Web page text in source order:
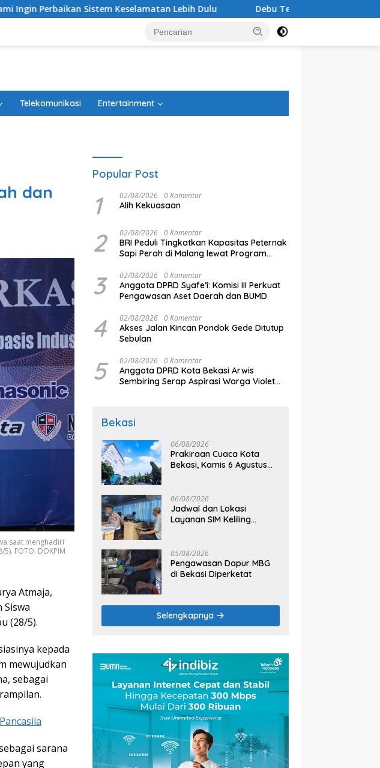
Lebih Dulu Debu Tegal Danas Cikarang Belum Teratasi, Warga
Telekomunikasi Entertainment
dan
saat menghadiri
FOTO: DOKPIM
Atmaja,
Siswa
(28/5).
kepada
mewujudkan
sebagai
sarana
yang
Popular Post
1 02/08/2026 0 Komentar
Alih Kekuasaan
2 02/08/2026 0 Komentar
BRI Peduli Tingkatkan Kapasitas Peternak
Sapi Perah di Malang lewat Program
3 02/08/2026 0 Komentar
Anggota DPRD Syafe’i: Komisi III Perkuat
Pengawasan Aset Daerah dan BUMD
4 02/08/2026 0 Komentar
Akses Jalan Kincan Pondok Gede Ditutup
Sebulan
5 02/08/2026 0 Komentar
Anggota DPRD Kota Bekasi Arwis
Sembiring Serap Aspirasi Warga Violet
Bekasi
06/08/2026
Prakiraan Cuaca Kota
Bekasi, Kamis 6 Agustus
06/08/2026
Jadwal dan Lokasi
Layanan SIM Keliling
05/08/2026
Pengawasan Dapur MBG
di Bekasi Diperketat
Selengkapnya